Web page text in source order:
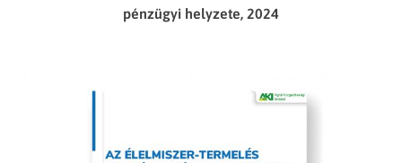
pénzügyi helyzete, 2024